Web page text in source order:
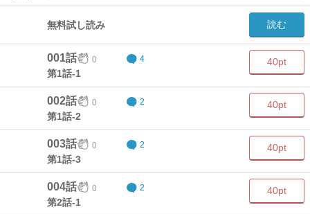
無料試し読み 読む
001話 0 4
第1話-1
40pt
002話 0 2
第1話-2
40pt
003話 0 2
第1話-3
40pt
004話 0 2
第2話-1
40pt